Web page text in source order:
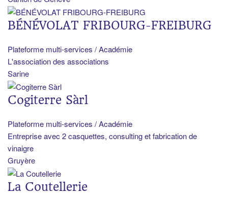
BÉNÉVOLAT FRIBOURG-FREIBURG
Plateforme multi-services / Académie
L'association des associations
Sarine
Cogiterre Sàrl
Plateforme multi-services / Académie
Entreprise avec 2 casquettes, consulting et fabrication de
vinaigre
Gruyère
La Coutellerie